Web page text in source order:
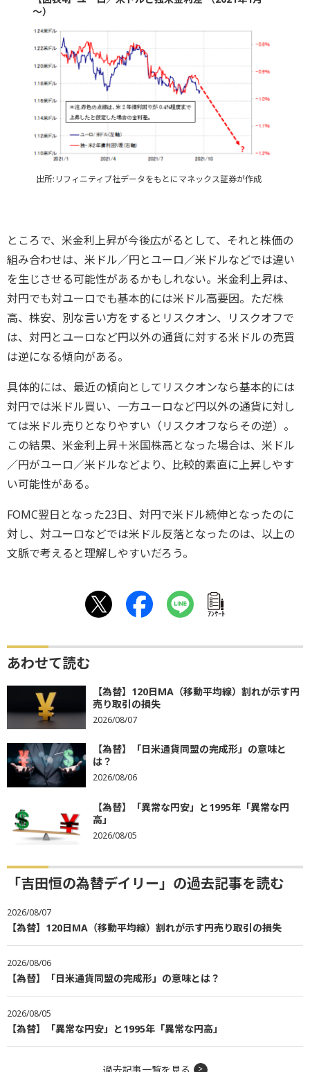
～）
出所:リフィニティブ社データをもとにマネックス証券が作成
ところで、米金利上昇が今後広がるとして、それと株価の
組み合わせは、米ドル／円とユーロ／米ドルなどでは違い
を生じさせる可能性があるかもしれない。米金利上昇は、
対円でも対ユーロでも基本的には米ドル高要因。ただ株
高、株安、別な言い方をするとリスクオン、リスクオフで
は、対円とユーロなど円以外の通貨に対する米ドルの売買
は逆になる傾向がある。
具体的には、最近の傾向としてリスクオンなら基本的には
対円では米ドル買い、一方ユーロなど円以外の通貨に対し
ては米ドル売りとなりやすい（リスクオフならその逆）。
この結果、米金利上昇＋米国株高となった場合は、米ドル
／円がユーロ／米ドルなどより、比較的素直に上昇しやす
い可能性がある。
FOMC翌日となった23日、対円で米ドル続伸となったのに
対し、対ユーロなどでは米ドル反落となったのは、以上の
文脈で考えると理解しやすいだろう。
ｱﾝｹｰﾄ
あわせて読む
【為替】120日MA（移動平均線）割れが示す円
売り取引の損失
2026/08/07
【為替】「日米通貨同盟の完成形」の意味と
は？
2026/08/06
【為替】「異常な円安」と1995年「異常な円
高」
2026/08/05
「吉田恒の為替デイリー」の過去記事を読む
2026/08/07
【為替】120日MA（移動平均線）割れが示す円売り取引の損失
2026/08/06
【為替】「日米通貨同盟の完成形」の意味とは？
2026/08/05
【為替】「異常な円安」と1995年「異常な円高」